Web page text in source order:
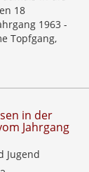
18
1963 -
Topfgang,
in der
Jahrgang
Jugend